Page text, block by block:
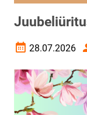
Loomise kuupäev
28.07.2026